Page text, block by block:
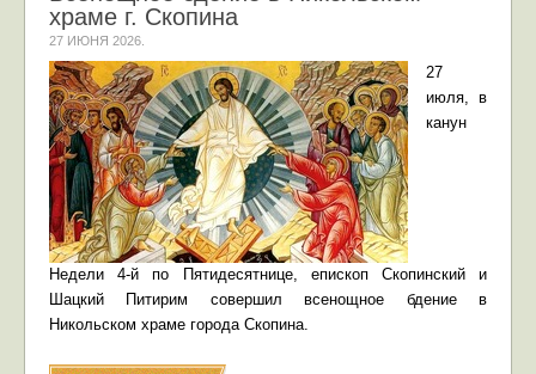
храме г. Скопина
27 ИЮНЯ 2026
27
июля, в
канун
Недели 4-й по Пятидесятнице, епископ Скопинский и
Шацкий Питирим совершил всенощное бдение в
Никольском храме города Скопина.